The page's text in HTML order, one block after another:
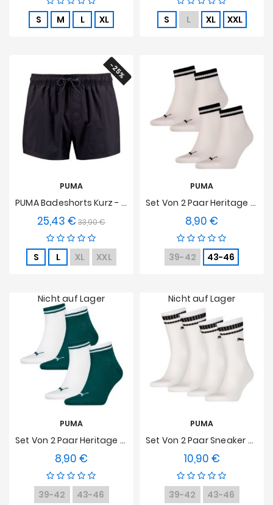
S M L XL S L XL XXL
-25%
PUMA
PUMA Badeshorts Kurz - Schwarz
25,43 € Verkaufspreis
33,90 €Preis
S L XL XXL
PUMA
Set Von 2 Paar Heritage Socken Mit PUMA Logo - Weiß
8,90 €
39-42 43-46
PUMA
Set Von 2 Paar Heritage Socken Mit PUMA Logo - Weiß Und Grün
8,90 €
39-42 43-46
Nicht auf Lager
PUMA
Set Von 2 Paar Sneaker Socken Mit Traditionellen Schwarz Streifen PUMA - Weiß
10,90 €
39-42 43-46
Nicht auf Lager